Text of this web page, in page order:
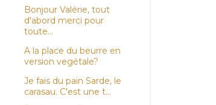
Bonjour Valérie, tout
d'abord merci pour
toute...
A la place du beurre en
version vegétale?
Je fais du pain Sarde, le
carasau. C'est une t...